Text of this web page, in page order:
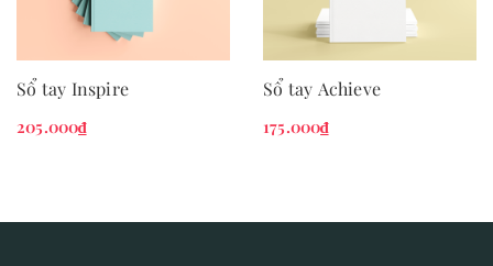
Sổ tay Inspire
205.000₫
Sổ tay Achieve
175.000₫